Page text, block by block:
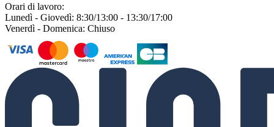
Orari di lavoro:
Lunedì - Giovedì: 8:30/13:00 - 13:30/17:00
Venerdì - Domenica: Chiuso